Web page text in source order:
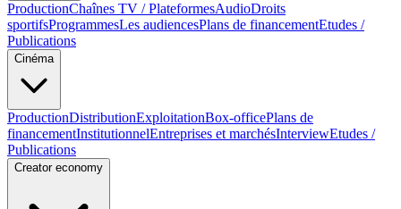
ProductionChaînes TV / PlateformesAudioDroits
sportifsProgrammesLes audiencesPlans de financementEtudes /
Publications
Cinéma
ProductionDistributionExploitationBox-officePlans de
financementInstitutionnelEntreprises et marchésInterviewEtudes /
Publications
Creator economy